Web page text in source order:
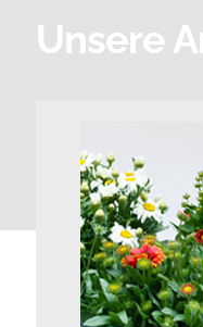
Unsere